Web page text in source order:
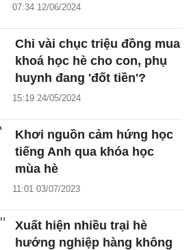
07:34 12/06/2024
Chi vài chục triệu đồng mua
khoá học hè cho con, phụ
huynh đang 'đốt tiền'?
15:19 24/05/2024
Khơi nguồn cảm hứng học
tiếng Anh qua khóa học
mùa hè
11:01 03/07/2023
Xuất hiện nhiều trại hè
hướng nghiệp hàng không